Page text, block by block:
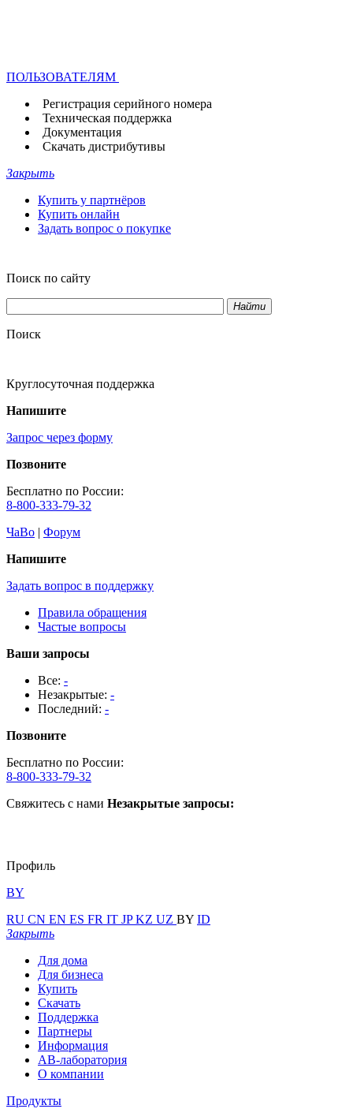
ПОЛЬЗОВАТЕЛЯМ
Регистрация серийного номера
Техническая поддержка
Документация
Скачать дистрибутивы
Закрыть
Купить у партнёров
Купить онлайн
Задать вопрос о покупке
Поиск по сайту
Найти
Поиск
Круглосуточная поддержка
Напишите
Запрос через форму
Позвоните
Бесплатно по России:
8-800-333-79-32
ЧаВо | Форум
Напишите
Задать вопрос в поддержку
Правила обращения
Частые вопросы
Ваши запросы
Все: -
Незакрытые: -
Последний: -
Позвоните
Бесплатно по России:
8-800-333-79-32
Свяжитесь с нами Незакрытые запросы:
Профиль
BY
RU CN EN ES FR IT JPKZ UZ BY ID
Закрыть
Для дома
Для бизнеса
Купить
Скачать
Поддержка
Партнеры
Информация
АВ-лаборатория
О компании
Продукты